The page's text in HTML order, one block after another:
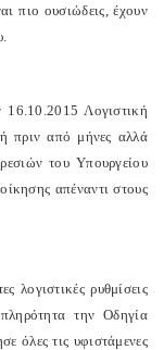
πιο ουσιώδεις, έχουν
Λογιστική
πριν από μήνες αλλά
του Υπουργείου
απέναντι στους
λογιστικές ρυθμίσεις
την Οδηγία
όλες τις υφιστάμενες